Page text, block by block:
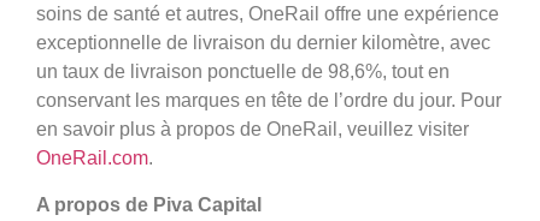
soins de santé et autres, OneRail offre une expérience
exceptionnelle de livraison du dernier kilomètre, avec
un taux de livraison ponctuelle de 98,6%, tout en
conservant les marques en tête de l’ordre du jour. Pour
en savoir plus à propos de OneRail, veuillez visiter
OneRail.com.
A propos de Piva Capital